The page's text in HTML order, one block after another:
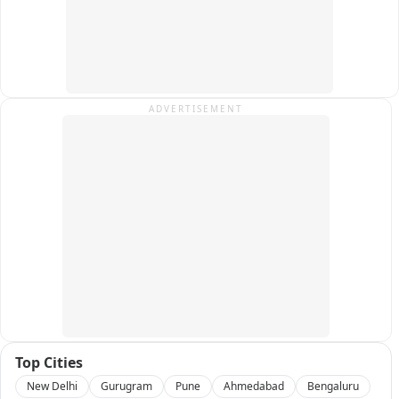
जिन के मकानों पर प्रशासन ने बुलडोजर चलाया उन के विरोध के चलते
ADVERTISEMENT
Top Cities
New Delhi Gurugram Pune Ahmedabad Bengaluru